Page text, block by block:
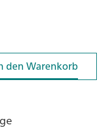
den Warenkorb
den Warenkorb